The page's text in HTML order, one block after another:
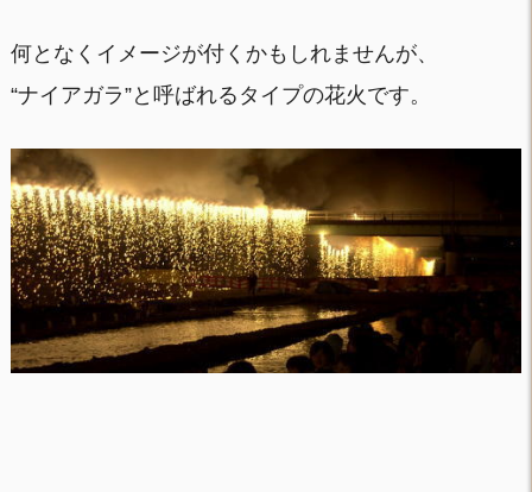
何となくイメージが付くかもしれませんが、
“ナイアガラ”と呼ばれるタイプの花火です。